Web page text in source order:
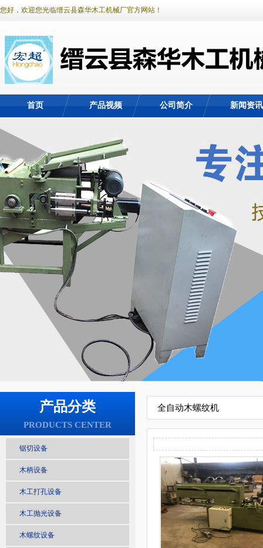
您好，欢迎您光临缙云县森华木工机械厂官方网站！
首页 产品视频 公司简介 新闻资讯
产品分类
PRODUCTS CENTER
锯切设备
木柄设备
木工打孔设备
木工抛光设备
木螺纹设备
全自动木螺纹机